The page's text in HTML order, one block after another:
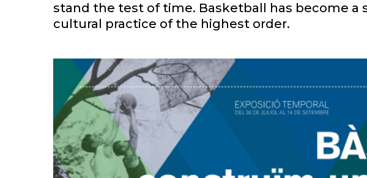
stand the test of time. Basketball has become a
cultural practice of the highest order.